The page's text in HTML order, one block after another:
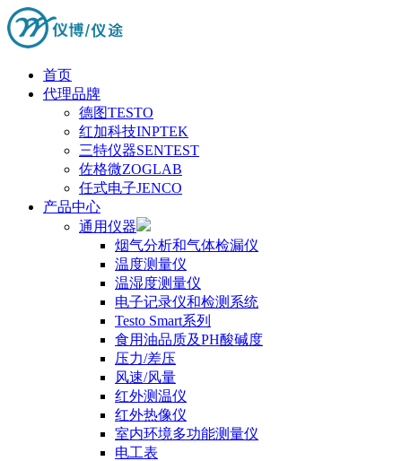
首页
代理品牌
德图TESTO
红加科技INPTEK
三特仪器SENTEST
佐格微ZOGLAB
任式电子JENCO
产品中心
通用仪器
烟气分析和气体检漏仪
温度测量仪
温湿度测量仪
电子记录仪和检测系统
Testo Smart系列
食用油品质及PH酸碱度
压力/差压
风速/风量
红外测温仪
红外热像仪
室内环境多功能测量仪
电工表